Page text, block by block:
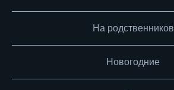
На родственников
Новогодние